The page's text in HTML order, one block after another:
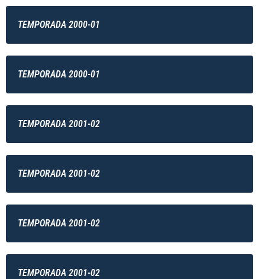
TEMPORADA 2000-01
TEMPORADA 2000-01
TEMPORADA 2001-02
TEMPORADA 2001-02
TEMPORADA 2001-02
TEMPORADA 2001-02